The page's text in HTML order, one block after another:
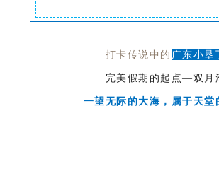
打卡传说中的 广东小垦
完美假期的起点—双月
一望无际的大海，属于天堂